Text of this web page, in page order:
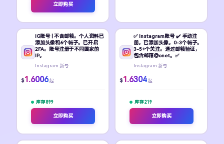
立即购买
IG账号 | 不含邮箱。个人资料已
添加头像和6个帖子。已开启
2FA。账号注册于不同国家的
IP。
Instagram 新号
$1.6006 起
库存 899
立即购买
✅ Instagram账号 ✔️ 手动注
册。已添加头像。0-3个帖子。
3-5+个关注。通过邮箱验证，
包含邮箱@onet。✅
Instagram 新号
$1.6304 起
库存 219
立即购买